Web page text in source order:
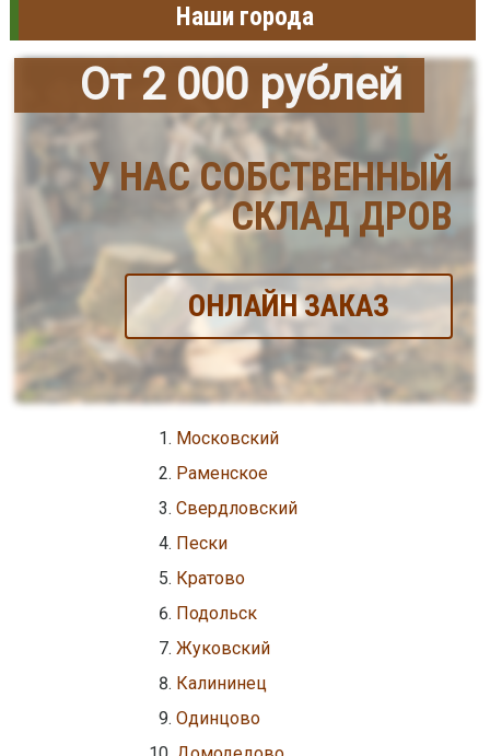
Наши города
От 2 000 рублей
У НАС СОБСТВЕННЫЙ
СКЛАД ДРОВ
ОНЛАЙН ЗАКАЗ
Московский
Раменское
Свердловский
Пески
Кратово
Подольск
Жуковский
Калининец
Одинцово